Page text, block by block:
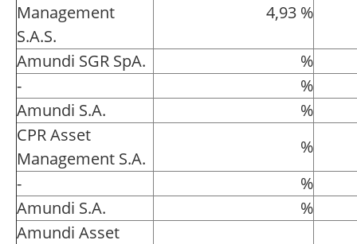
Management
S.A.S.
4,93 %
Amundi SGR SpA.
%
-
%
Amundi S.A.
%
CPR Asset
Management S.A.
%
-
%
Amundi S.A.
%
Amundi Asset